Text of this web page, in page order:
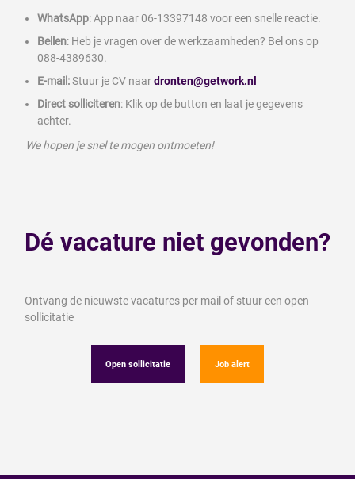
WhatsApp: App naar 06-13397148 voor een snelle reactie.
Bellen: Heb je vragen over de werkzaamheden? Bel ons op
088-4389630.
E-mail:Stuur je CV naardronten@getwork.nl
Direct solliciteren: Klik op de button en laat je gegevens
achter.
We hopen je snel te mogen ontmoeten!
Dé vacature niet gevonden?
Ontvang de nieuwste vacatures per mail of stuur een open
sollicitatie
Open sollicitatie Job alert